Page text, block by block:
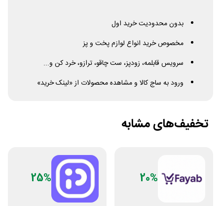
بدون محدودیت خرید اول
مخصوص خرید انواع لوازم پخت و پز
سرویس قابلمه، زودپز، ست چاقو، ترازو، خرد کن و...
ورود به ساج کالا و مشاهده محصولات از «لینک خرید»
تخفیف‌های مشابه
20%
25%